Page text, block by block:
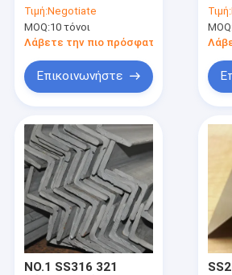
Επικοινωνήστε μαζί μας
Ειδήσεις
Επίπεδο φύλλο από ανοξείδωτο
τετραγωνικός σωλήνας
Ορθογώνιος σωλήνας ανοξείδωτου
ASTM JIS DIN GB
Τιμή:Negotiate
MOQ:10 τόνοι
Λάβετε την πιο πρόσφατη τιμή
Επικοινωνήστε
Τιμή:
NO.1 SS316 321